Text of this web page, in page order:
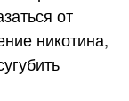
от
никотина,